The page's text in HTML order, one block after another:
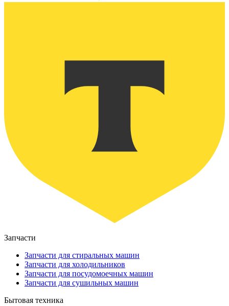
Запчасти
Запчасти для стиральных машин
Запчасти для холодильников
Запчасти для посудомоечных машин
Запчасти для сушильных машин
Бытовая техника